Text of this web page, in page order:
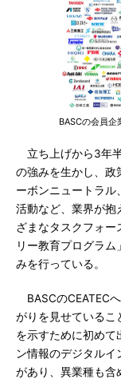
BASCの会員企
立ち上げから3年
の強みを生かし、政
ーボンニュートラ
活動など、業界が抱
ざまなタスクフォー
リー教育プログラ
みを行っている。
BASCのCEATEC
がりを見せているこ
を示すために初めて
ン情報のデジタル
があり、異業種も含